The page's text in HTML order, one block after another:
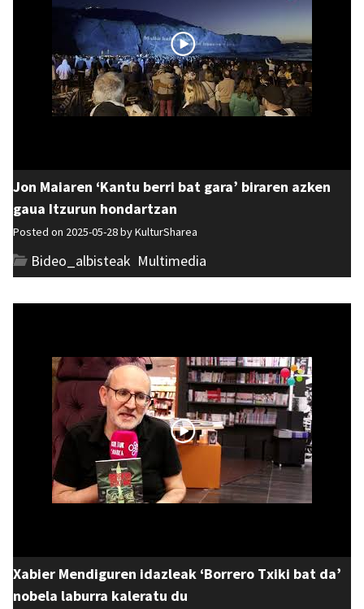
Jon Maiaren ‘Kantu berri bat gara’ biraren azken
gaua Itzurun hondartzan
Posted on 2025-05-28 byKulturSharea
Bideo_albisteak Multimedia
Xabier Mendiguren idazleak ‘Borrero Txiki bat da’
nobela laburra kaleratu du